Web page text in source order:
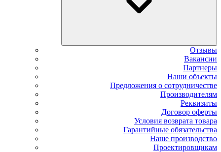
Отзывы
Вакансии
Партнеры
Наши объекты
Предложения о сотрудничестве
Производителям
Реквизиты
Договор оферты
Условия возврата товара
Гарантийные обязательства
Наше производство
Проектировщикам